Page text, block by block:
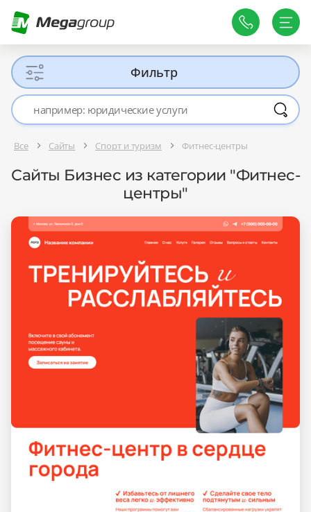
Фильтр
Все Сайты Спорт и туризм Фитнес-центры
Сайты Бизнес из категории "Фитнес-
центры"